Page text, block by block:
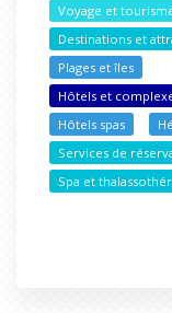
Voyage et
Destinations et
Plages et îles
Hôtels et
Hôtels spas
Services de
Spa et